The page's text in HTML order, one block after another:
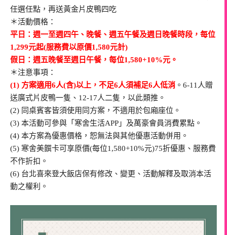
任選任點，再送黃金片皮鴨四吃
＊活動價格：
平日：週一至週四午、晚餐、週五午餐及週日晚餐時段，每位
1,299元起(服務費以原價1,580元計)
假日：週五晚餐至週日午餐，每位1,580+10%元。
＊注意事項：
(1) 方案適用6人(含)以上，不足6人須補足6人低消 。6-11人贈
送廣式片皮鴨一隻、12-17人二隻，以此類推。
(2) 同桌賓客皆須使用同方案，不適用於包廂座位。
(3) 本活動可參與「寒舍生活APP」及萬豪會員消費累點。
(4) 本方案為優惠價格，恕無法與其他優惠活動併用。
(5) 寒舍美饌卡可享原價(每位1,580+10%元)75折優惠、服務費
不作折扣。
(6) 台北喜來登大飯店保有修改、變更、活動解釋及取消本活
動之權利。